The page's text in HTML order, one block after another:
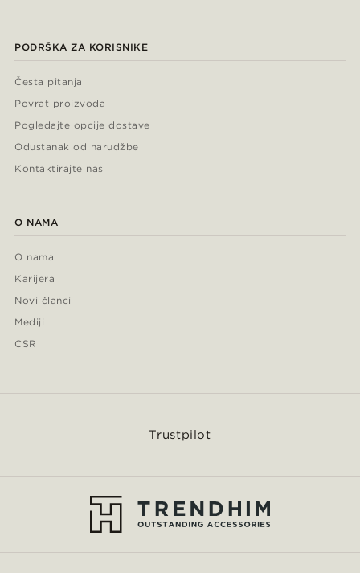
PODRŠKA ZA KORISNIKE
Česta pitanja
Povrat proizvoda
Pogledajte opcije dostave
Odustanak od narudžbe
Kontaktirajte nas
O NAMA
O nama
Karijera
Novi članci
Mediji
CSR
Trustpilot